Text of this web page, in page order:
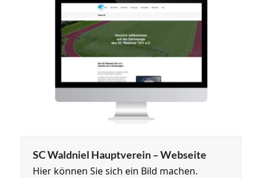
SC Waldniel Hauptverein – Webseite
Hier können Sie sich ein Bild machen.